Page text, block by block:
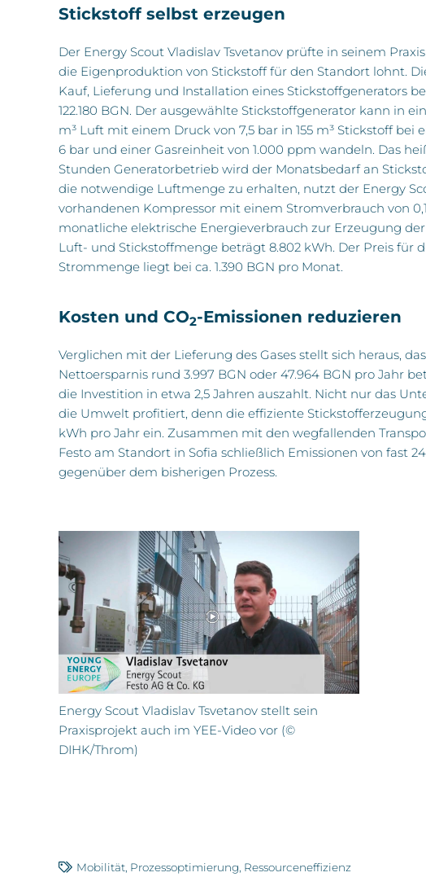
Stickstoff selbst erzeugen
Der Energy Scout Vladislav Tsvetanov prüfte in seinem
die Eigenproduktion von Stickstoff für den Standort lohnt.
Kauf, Lieferung und Installation eines Stickstoffgenerators
122.180 BGN. Der ausgewählte Stickstoffgenerator kann in
m³ Luft mit einem Druck von 7,5 bar in 155 m³ Stickstoff bei
6 bar und einer Gasreinheit von 1.000 ppm wandeln. Das
Stunden Generatorbetrieb wird der Monatsbedarf an
die notwendige Luftmenge zu erhalten, nutzt der Energy
vorhandenen Kompressor mit einem Stromverbrauch von
monatliche elektrische Energieverbrauch zur Erzeugung
Luft- und Stickstoffmenge beträgt 8.802 kWh. Der Preis für
Strommenge liegt bei ca. 1.390 BGN pro Monat.
Kosten und CO2-Emissionen reduzieren
Verglichen mit der Lieferung des Gases stellt sich heraus,
Nettoersparnis rund 3.997 BGN oder 47.964 BGN pro Jahr
die Investition in etwa 2,5 Jahren auszahlt. Nicht nur das
die Umwelt profitiert, denn die effiziente
kWh pro Jahr ein. Zusammen mit den wegfallenden
Festo am Standort in Sofia schließlich Emissionen von fast
gegenüber dem bisherigen Prozess.
Energy Scout Vladislav Tsvetanov stellt sein
Praxisprojekt auch im YEE-Video vor (©
DIHK/Throm)
Mobilität Prozessoptimierung Ressourceneffizienz